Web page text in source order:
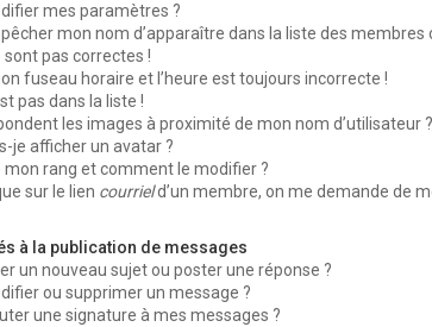
mes paramètres ?
mon nom d’apparaître dans la liste des membres
sont pas correctes !
fuseau horaire et l’heure est toujours incorrecte !
pas dans la liste !
les images à proximité de mon nom d’utilisateur ?
je afficher un avatar ?
mon rang et comment le modifier ?
sur le lien courrield’un membre, on me demande de
à la publication de messages
un nouveau sujet ou poster une réponse ?
ou supprimer un message ?
une signature à mes messages ?